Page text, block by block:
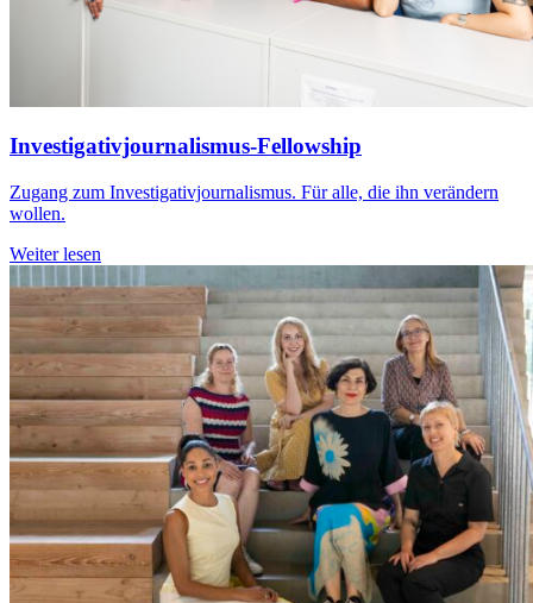
Investigativjournalismus-Fellowship
Zugang zum Investigativjournalismus. Für alle, die ihn verändern
wollen.
Weiter lesen